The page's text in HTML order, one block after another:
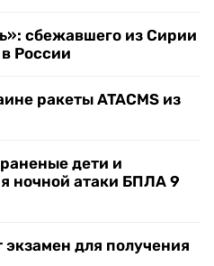
сбежавшего из Сирии
России
ракеты ATACMS из
дети и
ночной атаки БПЛА 9
для получения